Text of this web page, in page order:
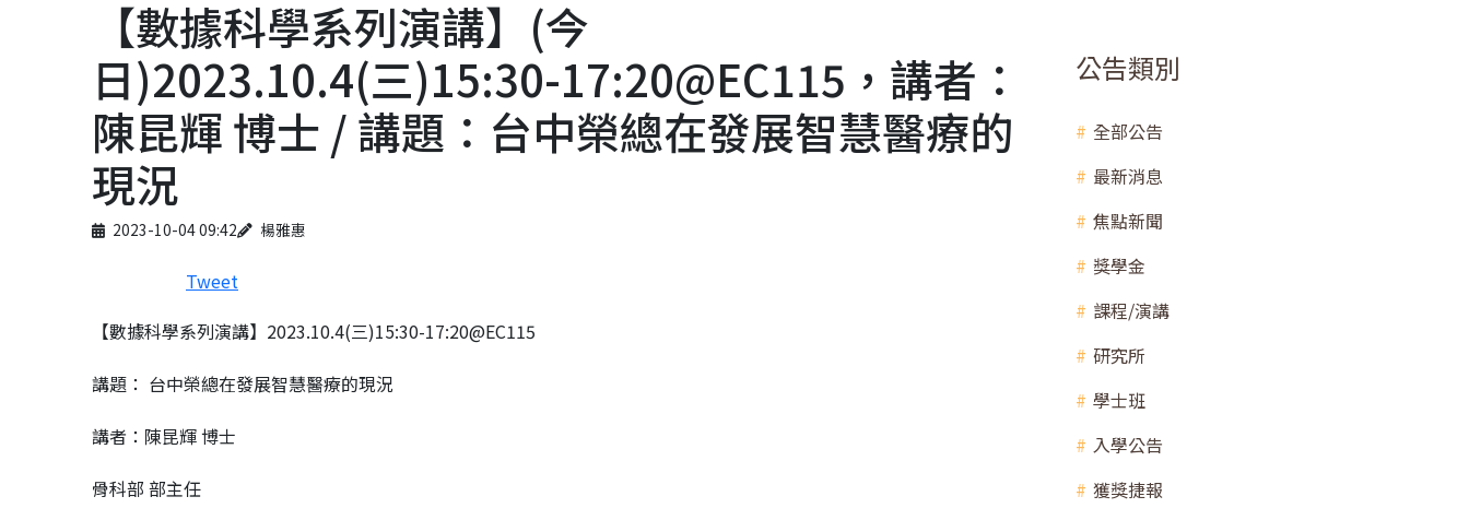
【數據科學系列演講】(今
日)2023.10.4(三)15:30-17:20@EC115，講者：
陳昆輝 博士 / 講題：台中榮總在發展智慧醫療的
現況
Published on
2023-10-04 09:42
Author 楊雅惠
Tweet
【數據科學系列演講】2023.10.4(三)15:30-17:20@EC115
講題： 台中榮總在發展智慧醫療的現況
講者：陳昆輝 博士
骨科部 部主任
公告類別
全部公告
最新消息
焦點新聞
獎學金
課程/演講
研究所
學士班
入學公告
獲獎捷報